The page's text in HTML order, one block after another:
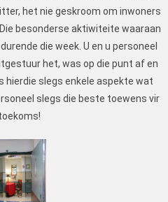
het nie geskroom om inwoners
besonderse aktiwiteite waaraan
die week. U en u personeel
het, was op die punt af en
hierdie slegs enkele aspekte wat
slegs die beste toewens vir